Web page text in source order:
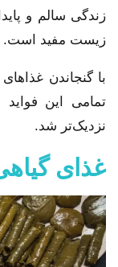
زندگی سالم و
زیست مفید است.
با گنجاندن
تمامی این فواید
نزدیک‌تر شد.
غذای